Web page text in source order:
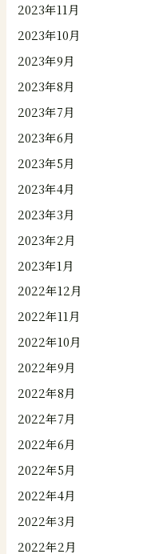
2023年11月
2023年10月
2023年9月
2023年8月
2023年7月
2023年6月
2023年5月
2023年4月
2023年3月
2023年2月
2023年1月
2022年12月
2022年11月
2022年10月
2022年9月
2022年8月
2022年7月
2022年6月
2022年5月
2022年4月
2022年3月
2022年2月